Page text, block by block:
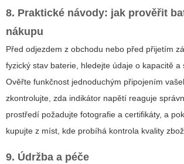
8. Praktické návody: jak prověřit
nákupu
Před odjezdem z obchodu nebo před přijetím
fyzický stav baterie, hledejte údaje o kapacitě a
Ověřte funkčnost jednoduchým připojením
zkontrolujte, zda indikátor napětí reaguje
prostředí požadujte fotografie a certifikáty, a
kupujte z míst, kde probíhá kontrola kvality
9. Údržba a péče